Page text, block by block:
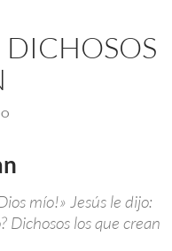
mío!» Jesús le dijo:
Dichosos los que crean